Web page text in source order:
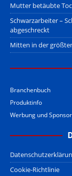
Mutter betäubte
Schwarzarbeiter –
abgeschreckt
Mitten in der
Branchenbuch
Produktinfo
Werbung und
Cookie-Richtlinie